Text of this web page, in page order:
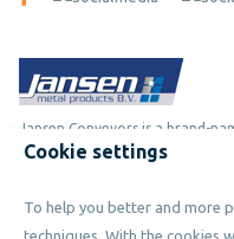
Jansen Conveyors is a brand-
Products
Copyright © 2019 - 2026
Cookie settings
To help you better and more
techniques. With the cookies